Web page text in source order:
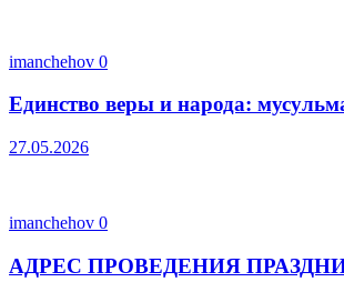
imanchehov 0
Единство веры и народа:
27.05.2026
imanchehov 0
АДРЕС ПРОВЕДЕНИЯ